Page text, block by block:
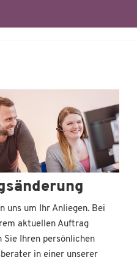
uns um Ihr Anliegen. Bei
aktuellen Auftrag
Sie Ihren persönlichen
in einer unserer